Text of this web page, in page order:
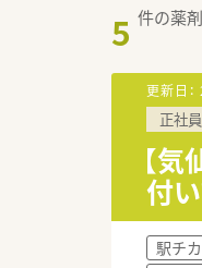
5 件の薬
更新日：
正社員
【
付
駅チカ